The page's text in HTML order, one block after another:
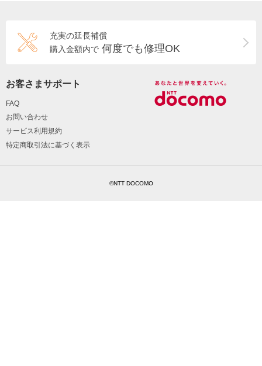
充実の延長補償
購入金額内で 何度でも修理OK
お客さまサポート
FAQ
お問い合わせ
サービス利用規約
特定商取引法に基づく表示
©NTT DOCOMO